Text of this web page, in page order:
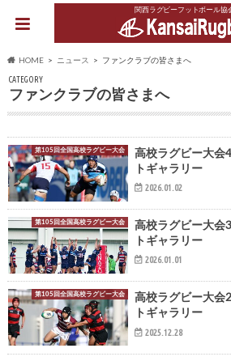
関西ラグビーフットボール協
HOME ニュース ファンクラブの皆さまへ
CATEGORY
ファンクラブの皆さまへ
第105回全国高校ラグビー大会
高校ラグビー大会
トギャラリー
2026.01.02
第105回全国高校ラグビー大会
高校ラグビー大会
トギャラリー
2026.01.01
第105回全国高校ラグビー大会
高校ラグビー大会
トギャラリー
2025.12.28